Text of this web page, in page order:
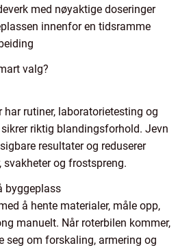
med nøyaktige doseringer
innenfor en tidsramme
valg?
har rutiner, laboratorietesting og
riktig blandingsforhold. Jevn
resultater og reduserer
svakheter og frostspreng.
byggeplass
å hente materialer, måle opp,
manuelt. Når roterbilen kommer,
seg om forskaling, armering og